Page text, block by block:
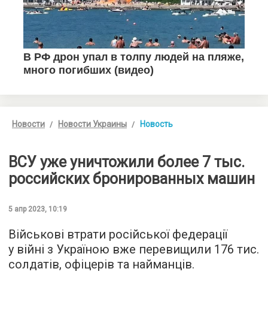
Новости Новости Украины Новость
ВСУ уже уничтожили более 7 тыс.
российских бронированных машин
5 апр 2023, 10:19
Військові втрати російської федерації
у війні з Україною вже перевищили 176 тис.
солдатів, офіцерів та найманців.